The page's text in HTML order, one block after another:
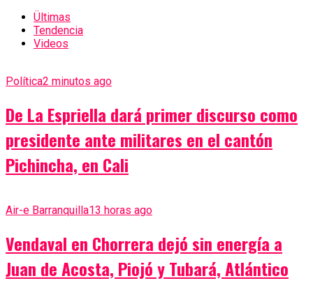
Ültimas
Tendencia
Videos
Política2 minutos ago
De La Espriella dará primer discurso como
presidente ante militares en el cantón
Pichincha, en Cali
Air-e Barranquilla13 horas ago
Vendaval en Chorrera dejó sin energía a
Juan de Acosta, Piojó y Tubará, Atlántico